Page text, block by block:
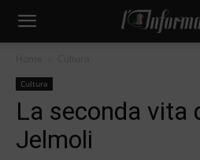
Cultura
La seconda vita
Jelmoli